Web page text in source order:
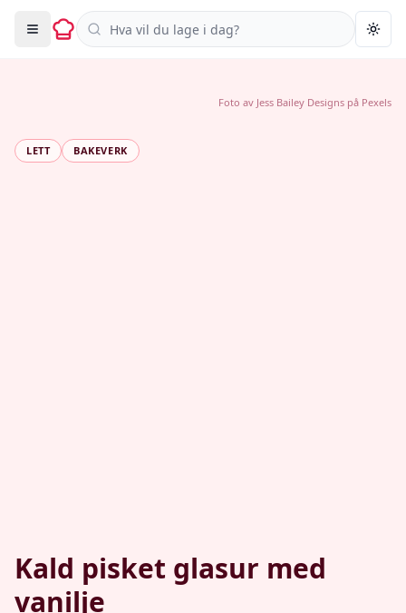
Søk i oppskrifter
LETT BAKEVERK
Kald pisket glasur med
vanilje
Foto av Jess Bailey Designs på Pexels